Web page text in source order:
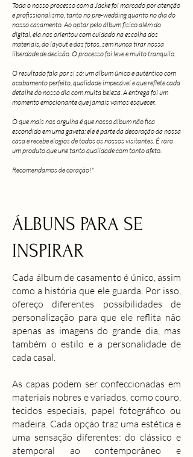
Toda o nosso processo com a Jacke foi marcado por atenção
e profissionalismo, tanto no pre-wedding quanto no dia do
nosso casamento. Ao optar pelo álbum físico além do
digital, ela nos orientou com cuidado na escolha dos
materiais, do layout e das fotos, sem nunca tirar nossa
liberdade de decisão. O processo foi leve e muito tranquilo.
O resultado fala por si só: um álbum único e autêntico com
acabamento perfeito, qualidade impecável e que reflete cada
detalhe do nosso dia com muita beleza. A entrega foi um
momento emocionante que jamais vamos esquecer.
O que mais nos orgulha é que nosso álbum não fica
escondido em uma gaveta: ele é parte da decoração da nossa
casa e recebe elogios de todos os nossos visitantes. É raro
um produto que une tanta qualidade com tanto afeto.
Recomendamos de coração!"
ÁLBUNS PARA SE
INSPIRAR
Cada álbum de casamento é único, assim
como a história que ele guarda. Por isso,
ofereço diferentes possibilidades de
personalização para que ele reflita não
apenas as imagens do grande dia, mas
também o estilo e a personalidade de
cada casal.
As capas podem ser confeccionadas em
materiais nobres e variados, como couro,
tecidos especiais, papel fotográfico ou
madeira. Cada opção traz uma estética e
uma sensação diferentes: do clássico e
atemporal ao contemporâneo e